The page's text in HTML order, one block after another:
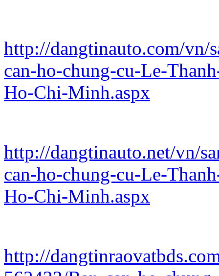
http://dangtinauto.com/vn/
can-ho-chung-cu-Le-
Ho-Chi-Minh.aspx
http://dangtinauto.net/vn/
can-ho-chung-cu-Le-
Ho-Chi-Minh.aspx
http://